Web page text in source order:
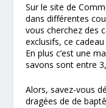
Sur le site de
dans différentes
vous cherchez des
exclusifs, ce
En plus c’est une
savons sont entre
Alors, savez-vous
dragées de de